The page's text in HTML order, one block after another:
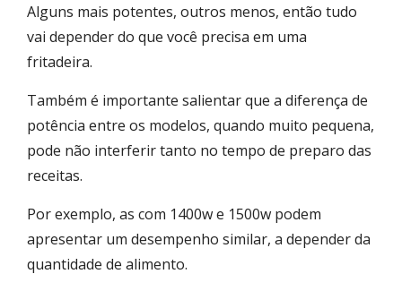
Alguns mais potentes, outros menos, então tudo
vai depender do que você precisa em uma
fritadeira.
Também é importante salientar que a diferença de
potência entre os modelos, quando muito pequena,
pode não interferir tanto no tempo de preparo das
receitas.
Por exemplo, as com 1400w e 1500w podem
apresentar um desempenho similar, a depender da
quantidade de alimento.